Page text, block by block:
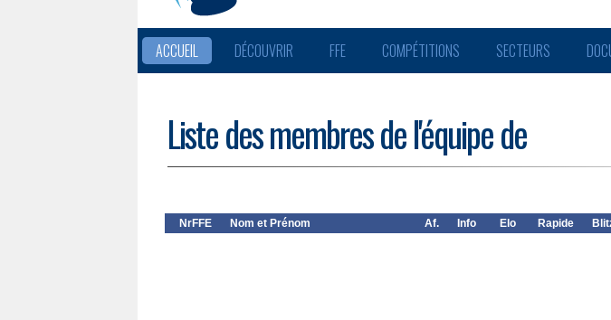
ACCUEIL DÉCOUVRIR FFE COMPÉTITIONS SECTEURS
Liste des membres de l'équipe de
NrFFE Nom et Prénom Af. Info Elo Rapide